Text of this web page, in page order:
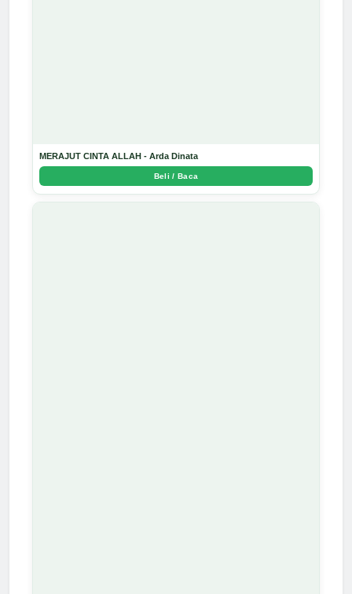
MERAJUT CINTA ALLAH - Arda Dinata
Beli / Baca